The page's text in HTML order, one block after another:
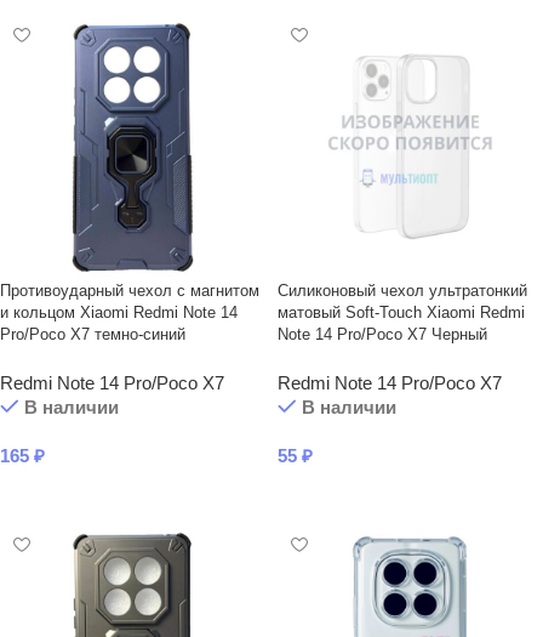
Противоударный чехол с магнитом
и кольцом Xiaomi Redmi Note 14
Pro/Poco X7 темно-синий
Redmi Note 14 Pro/Poco X7
В наличии
165 ₽
Силиконовый чехол ультратонкий
матовый Soft-Touch Xiaomi Redmi
Note 14 Pro/Poco X7 Черный
Redmi Note 14 Pro/Poco X7
В наличии
55 ₽